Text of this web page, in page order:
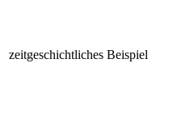
zeitgeschichtliches Beispiel